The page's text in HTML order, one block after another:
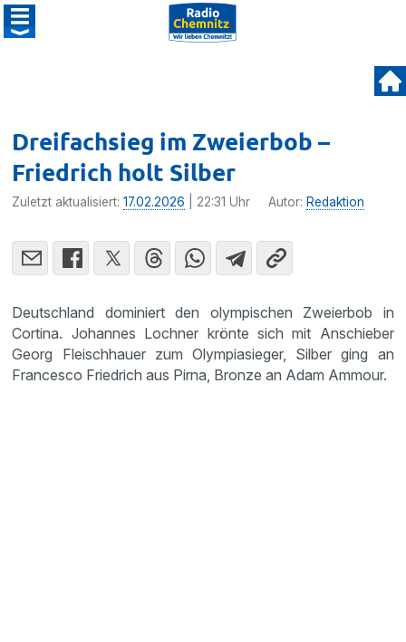
Dreifachsieg im Zweierbob –
Friedrich holt Silber
Zuletzt aktualisiert:17.02.2026 | 22:31 Uhr Autor: Redaktion
Deutschland dominiert den olympischen Zweierbob in
Cortina. Johannes Lochner krönte sich mit Anschieber
Georg Fleischhauer zum Olympiasieger, Silber ging an
Francesco Friedrich aus Pirna, Bronze an Adam Ammour.